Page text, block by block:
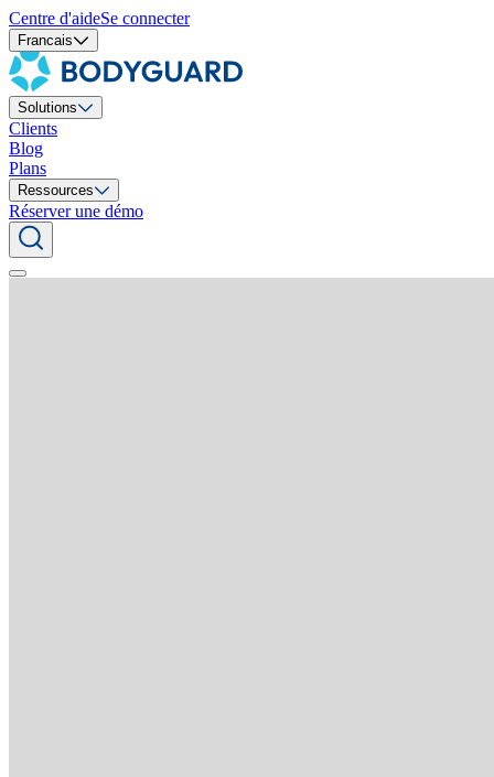
Centre d'aideSe connecter
Francais
Solutions
Clients
Blog
Plans
Ressources
Réserver une démo